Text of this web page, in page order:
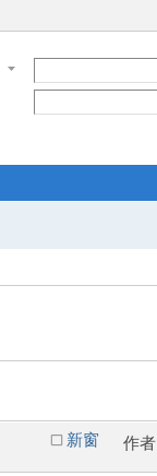
新窗 作者